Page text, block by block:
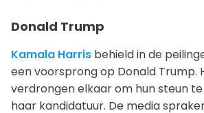
Donald Trump
Kamala Harris behield in de
een voorsprong op Donald Trump.
verdrongen elkaar om hun steun
haar kandidatuur. De media